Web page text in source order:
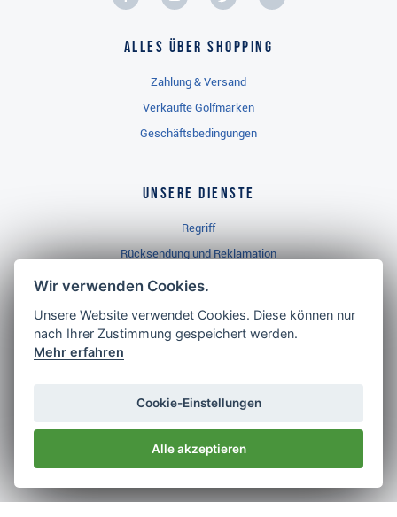
Alles über Shopping
Zahlung & Versand
Verkaufte Golfmarken
Geschäftsbedingungen
Unsere Dienste
Regriff
Rücksendung und Reklamation
Widerrufsbelehrung
Golf Brothers.de
Neuheiten
Impressum
Wir verwenden Cookies.
Unsere Website verwendet Cookies. Diese können nur
nach Ihrer Zustimmung gespeichert werden.
Mehr erfahren
Cookie-Einstellungen
Alle akzeptieren